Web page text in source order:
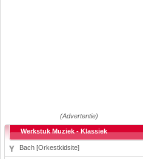
(Advertentie)
Werkstuk Muziek - Klassiek
Bach [Orkestkidsite]